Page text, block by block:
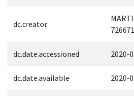
dc.creator
726671
dc.date.accessioned 2020-
dc.date.available 2020-